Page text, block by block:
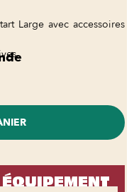
Large avec accessoires